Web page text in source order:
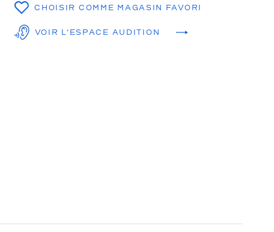
CHOISIR COMME MAGASIN FAVORI
VOIR L'ESPACE AUDITION